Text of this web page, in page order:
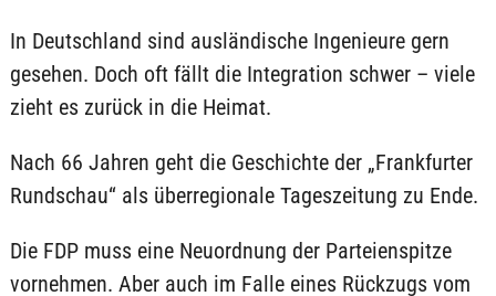
In Deutschland sind ausländische Ingenieure gern
gesehen. Doch oft fällt die Integration schwer – viele
zieht es zurück in die Heimat.
Nach 66 Jahren geht die Geschichte der „Frankfurter
Rundschau“ als überregionale Tageszeitung zu Ende.
Die FDP muss eine Neuordnung der Parteienspitze
vornehmen. Aber auch im Falle eines Rückzugs vom